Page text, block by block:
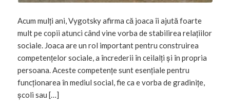
Acum mulți ani, Vygotsky afirma că joaca îi ajută foarte
mult pe copii atunci când vine vorba de stabilirea relațiilor
sociale. Joaca are un rol important pentru construirea
competențelor sociale, a încrederii în ceilalți și în propria
persoana. Aceste competențe sunt esențiale pentru
funcționarea în mediul social, fie ca e vorba de gradinițe,
școli sau […]